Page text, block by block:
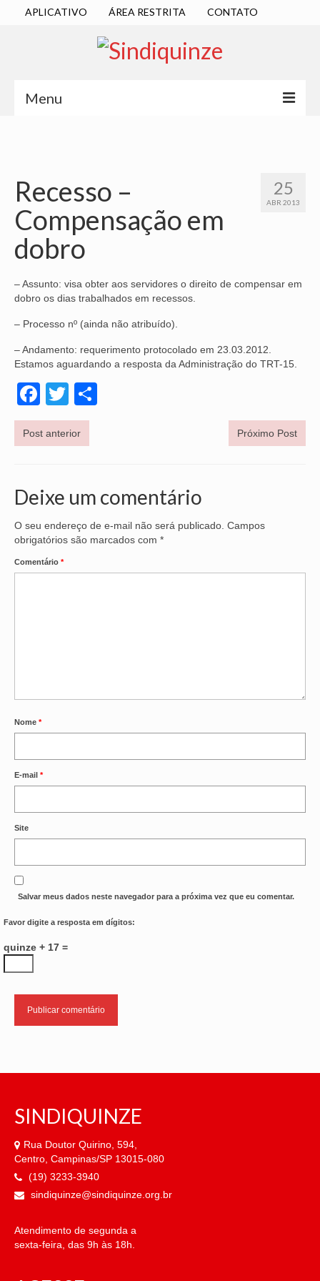
APLICATIVO ÁREA RESTRITA CONTATO
Menu
DIRETORIA EXECUTIVA
ESTATUTO
ATAS
LOCALIZAÇÃO
SUBSEDES
ARAÇATUBA
BAURU
SÃO JOSÉ DO RIO PRETO
SOROCABA
SINDICALIZE-SE
NÚCLEOS
APOSENTADOS
AGENTES DE POLÍCIA JUDICIAL
ANALISTAS JUDICIÁRIOS
ACESSIBILIDADE E INCLUSÃO
LGBTQIA+
SAÚDE
TÉCNICOS JUDICIÁRIOS
25
ABR 2013
Recesso –
Compensação em
dobro
– Assunto: visa obter aos servidores o direito de compensar em
dobro os dias trabalhados em recessos.
– Processo nº (ainda não atribuído).
– Andamento: requerimento protocolado em 23.03.2012.
Estamos aguardando a resposta da Administração do TRT-15.
Facebook
Twitter
Post anterior Próximo Post
Deixe um comentário
O seu endereço de e-mail não será publicado. Campos
obrigatórios são marcados com *
Comentário *
Nome *
E-mail *
Site
Salvar meus dados neste navegador para a próxima vez que eu comentar.
Favor digite a resposta em dígitos:
quinze + 17 =
SINDIQUINZE
Rua Doutor Quirino, 594,
Centro, Campinas/SP 13015-080
(19) 3233-3940
sindiquinze@sindiquinze.org.br
Atendimento de segunda a
sexta-feira, das 9h às 18h.